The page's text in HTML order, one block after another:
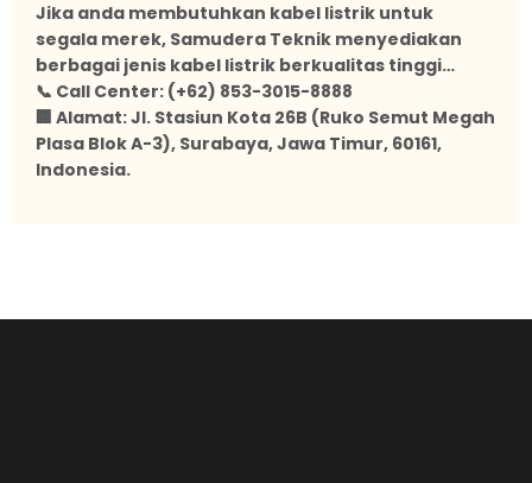
Jika anda membutuhkan kabel listrik untuk
segala merek, Samudera Teknik menyediakan
berbagai jenis kabel listrik berkualitas tinggi…
📞 Call Center: (+62) 853-3015-8888
🏢 Alamat: Jl. Stasiun Kota 26B (Ruko Semut Megah
Plasa Blok A-3), Surabaya, Jawa Timur, 60161,
Indonesia.